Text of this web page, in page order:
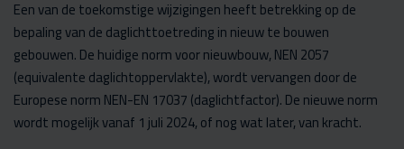
Een van de toekomstige wijzigingen heeft betrekking op de
bepaling van de daglichttoetreding in nieuw te bouwen
gebouwen. De huidige norm voor nieuwbouw, NEN 2057
(equivalente daglichtoppervlakte), wordt vervangen door de
Europese norm NEN-EN 17037 (daglichtfactor). De nieuwe norm
wordt mogelijk vanaf 1 juli 2024, of nog wat later, van kracht.